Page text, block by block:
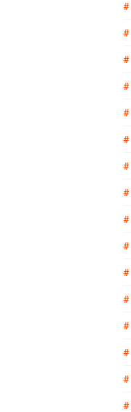
#
#
#
#
#
#
#
#
#
#
#
#
#
#
#
#